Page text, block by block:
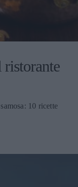
ristorante
10 ricette